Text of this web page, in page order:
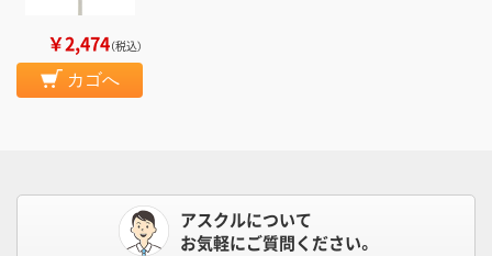
￥2,474（税込）
カゴへ
アスクルについて
お気軽にご質問ください。